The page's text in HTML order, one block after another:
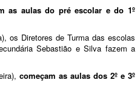
as aulas do pré escolar e do 1º
os Diretores de Turma das escolas
Sebastião e Silva fazem a
começam as aulas dos 2º e 3º